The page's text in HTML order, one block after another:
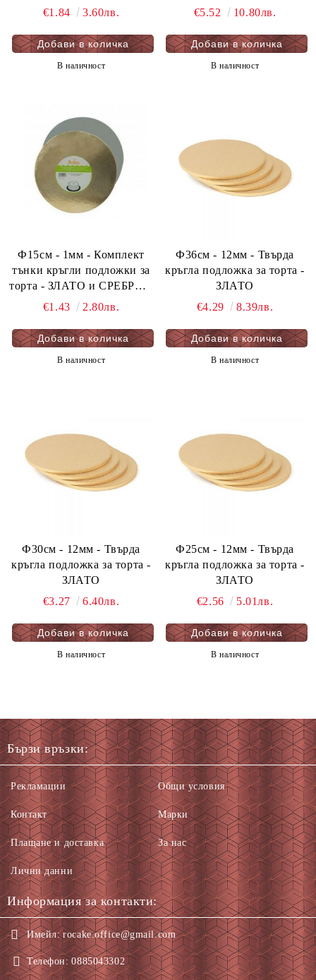
бр. опаковка
€1.84 3.60лв.
В наличност
€5.52
10.80лв.
В наличност
Ф15см - 1мм - Комплект
тънки кръгли подложки за
торта - ЗЛАТО и СРЕБРО 5
бр. опаковка
€1.43 2.80лв.
В наличност
Ф36см - 12мм - Твърда
кръгла подложка за торта -
ЗЛАТО
€4.29
8.39лв.
В наличност
Ф30см - 12мм - Твърда
кръгла подложка за торта -
ЗЛАТО
€3.27
6.40лв.
В наличност
Ф25см - 12мм - Твърда
кръгла подложка за торта -
ЗЛАТО
€2.56
5.01лв.
В наличност
Бързи връзки:
Рекламации
Контакт
Плащане и доставка
Лични данни
Общи условия
Марки
За нас
Информация за контакти:
Имейл: rocake.office@gmail.com
Телефон: 0885043302